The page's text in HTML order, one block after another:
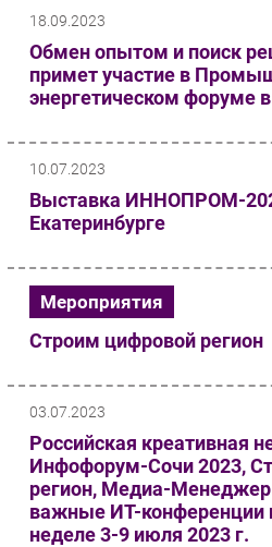
РАЗДЕЛЫ
Новости
Аналитика
IT класс
Каталог компаний
18.09.2023
Обмен опытом и поиск
примет участие в
энергетическом форуме
10.07.2023
Выставка ИННОПРОМ-
Екатеринбурге
Мероприятия
Строим цифровой регион
03.07.2023
Российская креативная
Инфофорум-Сочи 2023,
регион, Медиа-Менеджер
важные ИТ-конференции
неделе 3-9 июля 2023 г.